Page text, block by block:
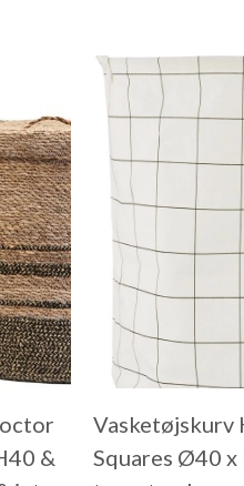
&
Vasketøjskurv
Squares Ø40 x